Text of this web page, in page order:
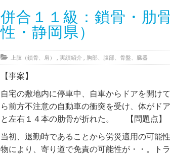
併合１１級：鎖骨・肋
性・静岡県）
上肢（鎖骨、肩） ,実績紹介 , 胸部、腹部、骨盤、臓器
【事案】
自宅の敷地内に停車中、自車からドアを開け
ら前方不注意の自動車の衝突を受け、体がド
と左右１４本の肋骨が折れた。 【問題点】
当初、退勤時であることから労災適用の可能
物により、寄り道で免責の可能性が・・。ト